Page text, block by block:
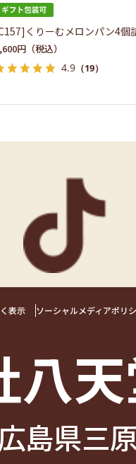
くりーむメロンパン4個
円
4.9（19）
表示 ソーシャルメディアポリ
八
島県三